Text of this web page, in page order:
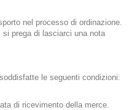
nel processo di ordinazione.
si prega di lasciarci una nota
le seguenti condizioni:
di ricevimento della merce.